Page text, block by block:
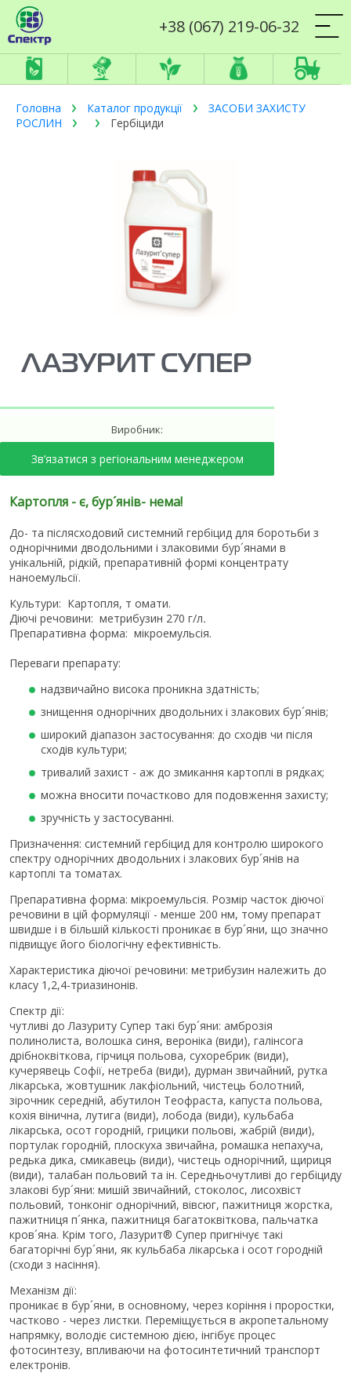
+38 (067) 219-06-32
Головна Каталог продукції
ЗАСОБИ ЗАХИСТУ
РОСЛИН
Гербіциди
ЛАЗУРИТ СУПЕР
Виробник:
Зв’язатися з регіональним менеджером
Картопля - є, бур´янів- нема!
До- та післясходовий системний гербіцид для боротьби з
однорічними дводольними і злаковими бур´янами в
унікальній, рідкій, препаративній формі концентрату
наноемульсії.
Культури: Картопля, т омати.
Діючі речовини: метрибузин 270 г/л.
Препаративна форма: мікроемульсія.
Переваги препарату:
надзвичайно висока проникна здатність;
знищення однорічних дводольних і злакових бур´янів;
широкий діапазон застосування: до сходів чи після
сходів культури;
тривалий захист - аж до змикання картоплі в рядках;
можна вносити почастково для подовження захисту;
зручність у застосуванні.
Призначення: системний гербіцид для контролю широкого
спектру однорічних дводольних і злакових бур´янів на
картоплі та томатах.
Препаративна форма: мікроемульсія. Розмір часток діючої
речовини в цій формуляції - менше 200 нм, тому препарат
швидше і в більшій кількості проникає в бур´яни, що значно
підвищує його біологічну ефективність.
Характеристика діючої речовини: метрибузин належить до
класу 1,2,4-триазинонів.
Спектр дії:
чутливі до Лазуриту Супер такі бур´яни: амброзія
полинолиста, волошка синя, вероніка (види), галінсога
дрібноквіткова, гірчиця польова, сухоребрик (види),
кучерявець Софії, нетреба (види), дурман звичайний, рутка
лікарська, жовтушник лакфіольний, чистець болотний,
зірочник середній, абутилон Теофраста, капуста польова,
кохія вінична, лутига (види), лобода (види), кульбаба
лікарська, осот городній, грицики польові, жабрій (види),
портулак городній, плоскуха звичайна, ромашка непахуча,
редька дика, смикавець (види), чистець однорічний, щириця
(види), талабан польовий та ін. Середньочутливі до гербіциду
злакові бур´яни: мишій звичайний, стоколос, лисохвіст
польовий, тонконіг однорічний, вівсюг, пажитниця жорстка,
пажитниця п´янка, пажитниця багатоквіткова, пальчатка
кров´яна. Крім того, Лазурит® Супер пригнічує такі
багаторічні бур´яни, як кульбаба лікарська і осот городній
(сходи з насіння).
Механізм дії:
проникає в бур´яни, в основному, через коріння і проростки,
частково - через листки. Переміщується в акропетальному
напрямку, володіє системною дією, інгібує процес
фотосинтезу, впливаючи на фотосинтетичний транспорт
електронів.